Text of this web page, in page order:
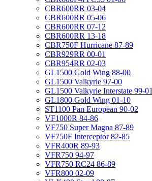
CBR600RR 03-04
CBR600RR 05-06
CBR600RR 07-12
CBR600RR 13-18
CBR750F Hurricane 87-89
CBR929RR 00-01
CBR954RR 02-03
GL1500 Gold Wing 88-00
GL1500 Valkyrie 97-00
GL1500 Valkyrie Interstate 99-01
GL1800 Gold Wing 01-10
ST1100 Pan European 90-02
VF1000R 84-86
VF750 Super Magna 87-89
VF750F Interceptor 82-85
VFR400R 89-93
VFR750 94-97
VFR750 RC24 86-89
VFR800 02-09